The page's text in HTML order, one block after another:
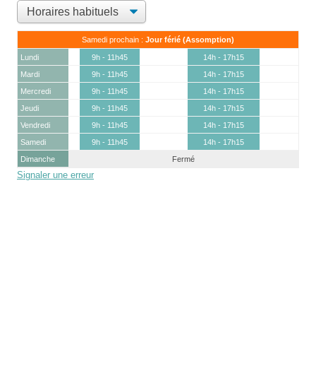
Samedi prochain : Jour férié (Assomption)
Lundi 9h - 11h45
14h - 17h15
Mardi
9h - 11h45
14h - 17h15
Mercredi
9h - 11h45
14h - 17h15
Jeudi
9h - 11h45
14h - 17h15
Vendredi
9h - 11h45
14h - 17h15
Samedi
9h - 11h45
14h - 17h15
Dimanche
Fermé
Signaler une erreur